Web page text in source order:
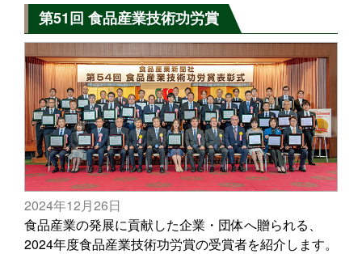
第51回 食品産業技術功労賞
2024年12月26日
食品産業の発展に貢献した企業・団体へ贈られる、
2024年度食品産業技術功労賞の受賞者を紹介します。